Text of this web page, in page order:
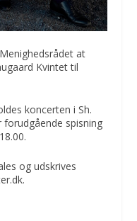
at
Kvintet til
koncerten i Sh.
spisning
og udskrives